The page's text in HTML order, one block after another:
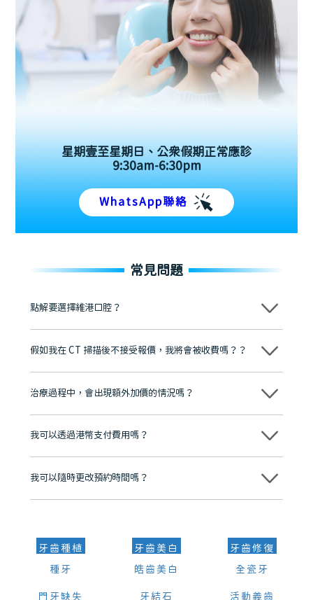
星期壹至星期日、公眾假期正常應診
9:30am-6:30pm
WhatsApp聯絡
常見問題
點解要選擇維港口腔？
維港口腔踐行「醫道濟世」的大學校訓，各分院匯聚來自香港、內地的
牌」、「2025香港企業領袖品牌」，是諾貝爾種植系統全球放心植牙中
至今已服務超過三十個國家和地區的顧客，受到粵港澳大灣區及周邊城
市市民極高的口碑評價及信任推薦 珠海、深圳設有八大分院，香港亦設
有咨詢及服務保障中心，有任何問題都可以隨時預約免費咨詢，讓人十
假如我在 CT 掃描後不接受報價，我將會被收費嗎？？
不會！只要未開始實際服務之前，你不會被收取任何費用。
治療過程中，會出現額外加價的情況嗎？
不會，治療前我們會詳細說明治療方案及對應的價錢，顧客同意並簽字
我可以透過港幣支付費用嗎？
可以。維港口腔會按照當日匯率轉算收取費用，而匯率會及時告知客人
我可以隨時更改預約時間嗎？
可以，請盡早通過wechat或whatsapp聯絡我們，告知我們你原本預約
牙齒種植
種牙
門牙缺失
牙齒美白
皓齒美白
牙結石
牙齒修復
全瓷牙
活動義齒